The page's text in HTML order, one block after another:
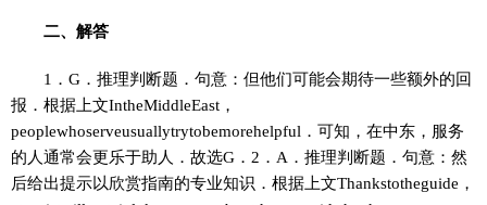
二、解答
1．G．推理判断题．句意：但他们可能会期待一些额外的回
报．根据上文IntheMiddleEast，
peoplewhoserveusuallytrytobemorehelpful．可知，在中东，服务
的人通常会更乐于助人．故选G．2．A．推理判断题．句意：然
后给出提示以欣赏指南的专业知识．根据上文Thankstotheguide，